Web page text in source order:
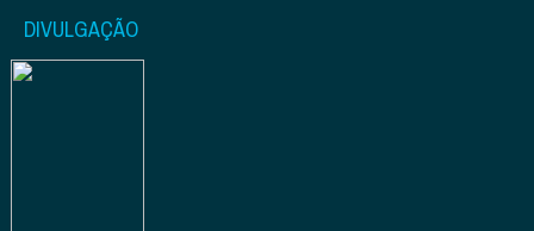
DIVULGAÇÃO